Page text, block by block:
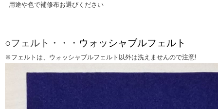
用途や色で補修布お選びください
○フェルト・・・ ウォッシャブルフェルト
※フェルトは、ウォッシャブルフェルト以外は洗えませんので注意!